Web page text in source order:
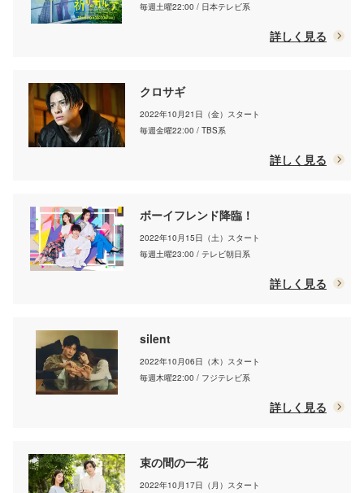
毎週土曜22:00 / 日本テレビ系
詳しく見る
クロサギ
2022年10月21日（金）スタート
毎週金曜22:00 / TBS系
詳しく見る
ボーイフレンド降臨！
2022年10月15日（土）スタート
毎週土曜23:00 / テレビ朝日系
詳しく見る
silent
2022年10月06日（木）スタート
毎週木曜22:00 / フジテレビ系
詳しく見る
束の間の一花
2022年10月17日（月）スタート